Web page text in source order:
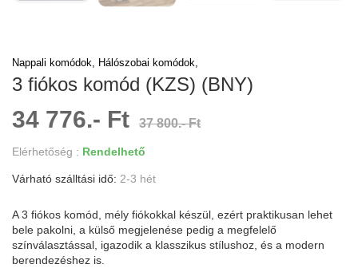
Nappali komódok, Hálószobai komódok,
3 fiókos komód (KZS) (BNY)
34 776.- Ft 37 800.- Ft
Elérhetőség : Rendelhető
Várható szálltási idő: 2-3 hét
A 3 fiókos komód, mély fiókokkal készül, ezért praktikusan lehet
bele pakolni, a külső megjelenése pedig a megfelelő
színválasztással, igazodik a klasszikus stílushoz, és a modern
berendezéshez is.